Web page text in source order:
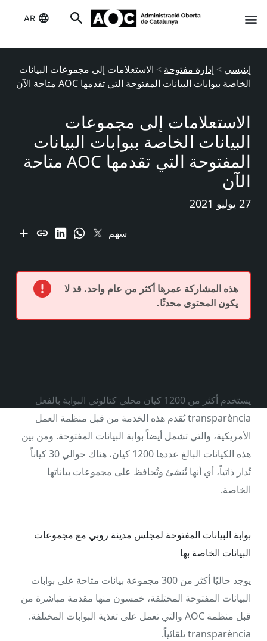
AR
إينيسي > إدارة مفتوحة > الاستعلامات إلى مجموعات البيانات
الخاصة ببوابات البيانات المفتوحة التي تقدمها AOC متاحة الآن
الاستعلامات إلى مجموعات
البيانات الخاصة ببوابات البيانات
المفتوحة التي تقدمها AOC متاحة
الآن
27 يوليو 2021
سهم
هذه المشاركة عمرها أكثر من عام واحد. قد لا
يكون المحتوى محدثًا.
يستخدم أكثر من 1200 كيان محلي كتالوني البوابة بالفعل
transparència تُقدم هذه الخدمة من قبل منظمة العمل
الأمريكية، والتي تشمل أيضاً بوابة البيانات المفتوحة. ومن بين
هذه الكيانات البالغ عددها 1200 كيان، هناك حوالي 30 كياناً
تُدار ذاتياً، أي أنها تُنشئ وتُحافظ على مجموعات بياناتها
الخاصة.
بوابة البيانات المفتوحة لمجلس مدينة روبي مع مجموعات
البيانات الخاصة بها
يوجد حاليًا أكثر من 300 مجموعة بيانات متاحة على بوابات
البيانات المفتوحة المختلفة، خمسون منها مقدمة مباشرة من
قبل منظمة AOC والتي تعمل على تغذية البوابات المختلفة.
transparència تلقائياً.